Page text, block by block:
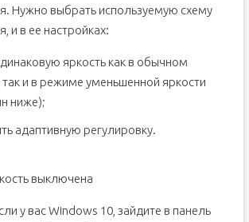
Нужно выбрать используемую схему
и в ее настройках:
яркость как в обычном
и в режиме уменьшенной яркости
ниже);
адаптивную регулировку.
выключена
у вас Windows 10, зайдите в панель